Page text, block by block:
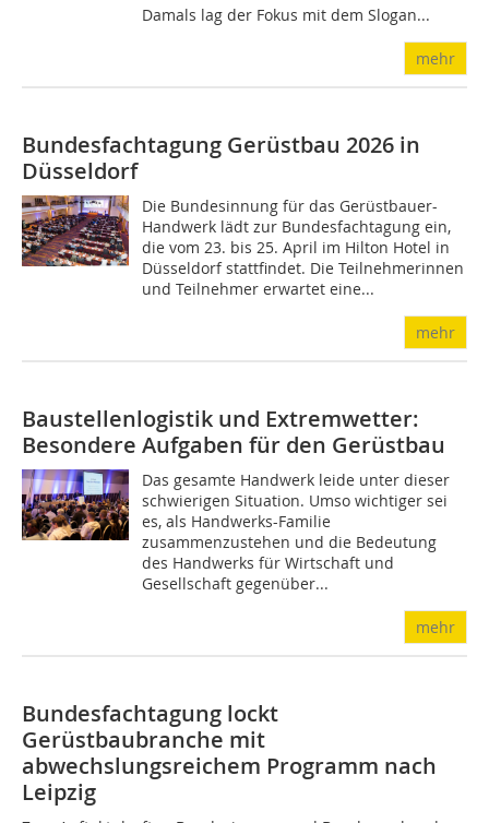
Damals lag der Fokus mit dem Slogan...
mehr
Bundesfachtagung Gerüstbau 2026 in
Düsseldorf
Die Bundesinnung für das Gerüstbauer-
Handwerk lädt zur Bundesfachtagung ein,
die vom 23. bis 25. April im Hilton Hotel in
Düsseldorf stattfindet. Die Teilnehmerinnen
und Teilnehmer erwartet eine...
mehr
Baustellenlogistik und Extremwetter:
Besondere Aufgaben für den Gerüstbau
Das gesamte Handwerk leide unter dieser
schwierigen Situation. Umso wichtiger sei
es, als Handwerks-Familie
zusammenzustehen und die Bedeutung
des Handwerks für Wirtschaft und
Gesellschaft gegenüber...
mehr
Bundesfachtagung lockt
Gerüstbaubranche mit
abwechslungsreichem Programm nach
Leipzig